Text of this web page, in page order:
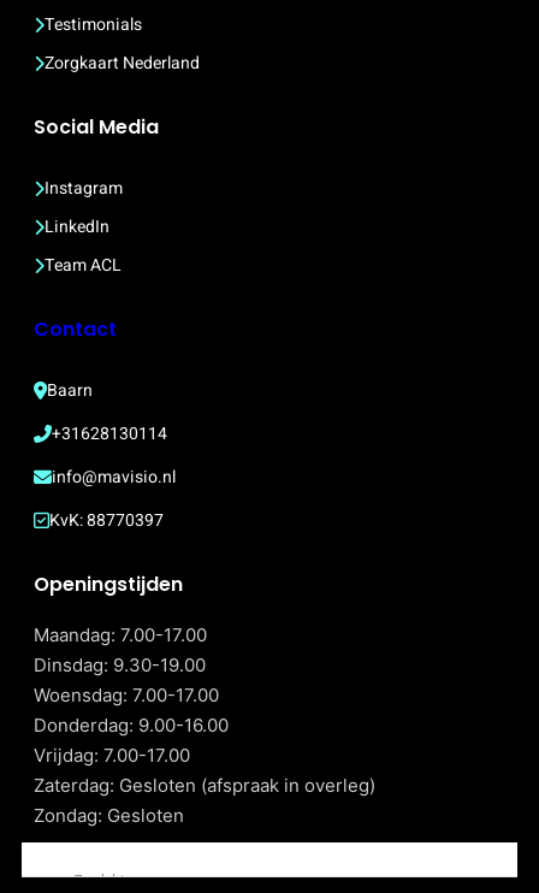
Testimonials
Zorgkaart Nederland
Social Media
Instagram
LinkedIn
Team ACL
Contact
Baarn
+31628130114
info@mavisio.nl
KvK: 88770397
Openingstijden
Maandag: 7.00-17.00
Dinsdag: 9.30-19.00
Woensdag: 7.00-17.00
Donderdag: 9.00-16.00
Vrijdag: 7.00-17.00
Zaterdag: Gesloten (afspraak in overleg)
Zondag: Gesloten